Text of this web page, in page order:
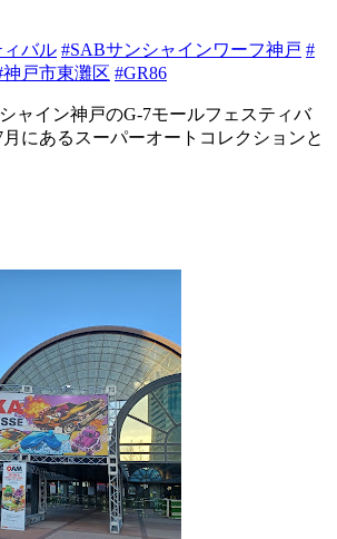
バル #SABサンシャインワーフ神戸 #
神戸市東灘区 #GR86
ャイン神戸のG-7モールフェスティバ
にあるスーパーオートコレクションと